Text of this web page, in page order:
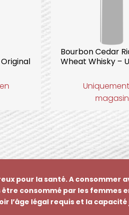
Bourbon Cedar
Wheat Whisky –
magasin
pour la santé. A consommer
être consommé par les femmes
l’âge légal requis et la